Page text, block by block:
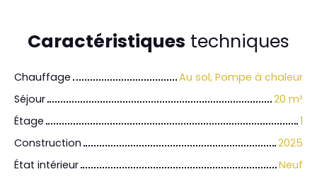
Caractéristiques techniques
Chauffage
Au sol, Pompe à chaleur
Séjour
20 m²
Étage
1
Construction
2025
État intérieur
Neuf